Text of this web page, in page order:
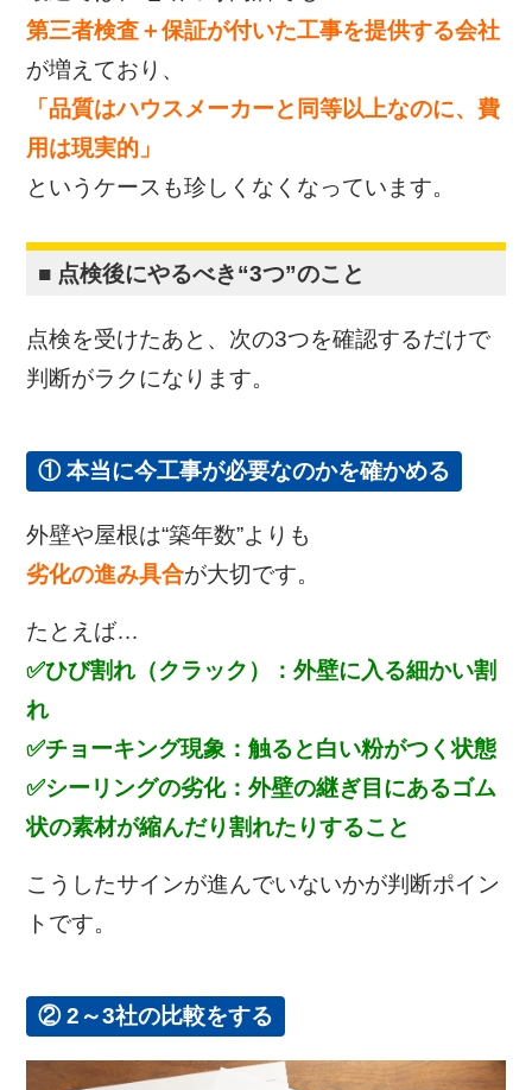
第三者検査＋保証が付いた工事を提供する会社
が増えており、
「品質はハウスメーカーと同等以上なのに、費
用は現実的」
というケースも珍しくなくなっています。
■ 点検後にやるべき“3つ”のこと
点検を受けたあと、次の3つを確認するだけで
判断がラクになります。
① 本当に今工事が必要なのかを確かめる
外壁や屋根は“築年数”よりも
劣化の進み具合が大切です。
たとえば…
✅ひび割れ（クラック）：外壁に入る細かい割
れ
✅チョーキング現象：触ると白い粉がつく状態
✅シーリングの劣化：外壁の継ぎ目にあるゴム
状の素材が縮んだり割れたりすること
こうしたサインが進んでいないかが判断ポイン
トです。
② 2～3社の比較をする